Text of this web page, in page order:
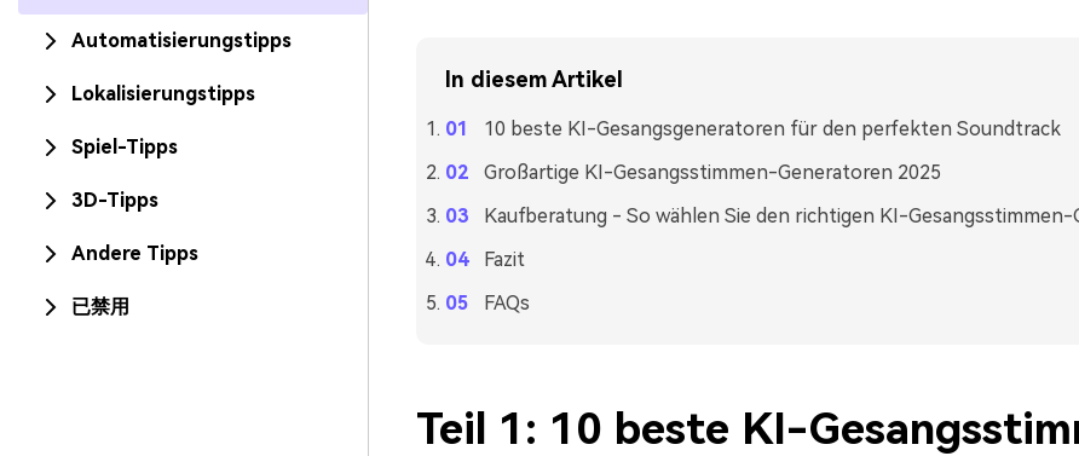
Automatisierungstipps
Lokalisierungstipps
Spiel-Tipps
3D-Tipps
Andere Tipps
已禁用
In diesem Artikel
10 beste KI-Gesangsgeneratoren für den perfekten Soundtrack
Großartige KI-Gesangsstimmen-Generatoren 2025
Kaufberatung - So wählen Sie den richtigen KI-
Fazit
FAQs
Teil 1: 10 beste KI-